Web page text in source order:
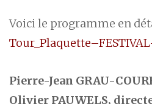
Voici le programme en
Pierre-Jean GRAU-
Olivier PAUWELS,